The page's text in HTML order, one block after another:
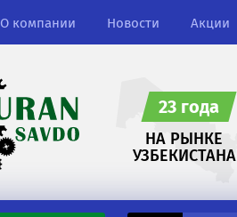
О компании Новости Акции
23 года
НА РЫНКЕ
УЗБЕКИСТАНА